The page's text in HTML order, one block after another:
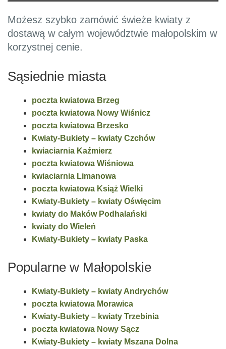
Możesz szybko zamówić świeże kwiaty z
dostawą w całym województwie małopolskim w
korzystnej cenie.
Sąsiednie miasta
poczta kwiatowa Brzeg
poczta kwiatowa Nowy Wiśnicz
poczta kwiatowa Brzesko
Kwiaty-Bukiety – kwiaty Czchów
kwiaciarnia Kaźmierz
poczta kwiatowa Wiśniowa
kwiaciarnia Limanowa
poczta kwiatowa Książ Wielki
Kwiaty-Bukiety – kwiaty Oświęcim
kwiaty do Maków Podhalański
kwiaty do Wieleń
Kwiaty-Bukiety – kwiaty Paska
Popularne w Małopolskie
Kwiaty-Bukiety – kwiaty Andrychów
poczta kwiatowa Morawica
Kwiaty-Bukiety – kwiaty Trzebinia
poczta kwiatowa Nowy Sącz
Kwiaty-Bukiety – kwiaty Mszana Dolna